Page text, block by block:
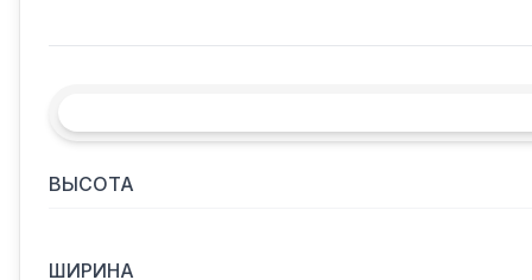
ВЫСОТА
ШИРИНА